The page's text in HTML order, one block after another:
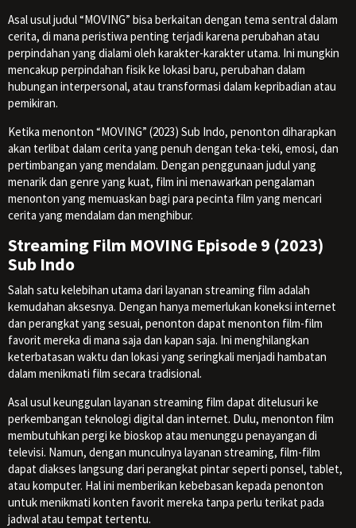
Asal usul judul “MOVING” bisa berkaitan dengan tema sentral dalam
cerita, di mana peristiwa penting terjadi karena perubahan atau
perpindahan yang dialami oleh karakter-karakter utama. Ini mungkin
mencakup perpindahan fisik ke lokasi baru, perubahan dalam
hubungan interpersonal, atau transformasi dalam kepribadian atau
pemikiran.
Ketika menonton “MOVING” (2023) Sub Indo, penonton diharapkan
akan terlibat dalam cerita yang penuh dengan teka-teki, emosi, dan
pertimbangan yang mendalam. Dengan penggunaan judul yang
menarik dan genre yang kuat, film ini menawarkan pengalaman
menonton yang memuaskan bagi para pecinta film yang mencari
cerita yang mendalam dan menghibur.
Streaming Film MOVING Episode 9 (2023)
Sub Indo
Salah satu kelebihan utama dari layanan streaming film adalah
kemudahan aksesnya. Dengan hanya memerlukan koneksi internet
dan perangkat yang sesuai, penonton dapat menonton film-film
favorit mereka di mana saja dan kapan saja. Ini menghilangkan
keterbatasan waktu dan lokasi yang seringkali menjadi hambatan
dalam menikmati film secara tradisional.
Asal usul keunggulan layanan streaming film dapat ditelusuri ke
perkembangan teknologi digital dan internet. Dulu, menonton film
membutuhkan pergi ke bioskop atau menunggu penayangan di
televisi. Namun, dengan munculnya layanan streaming, film-film
dapat diakses langsung dari perangkat pintar seperti ponsel, tablet,
atau komputer. Hal ini memberikan kebebasan kepada penonton
untuk menikmati konten favorit mereka tanpa perlu terikat pada
jadwal atau tempat tertentu.